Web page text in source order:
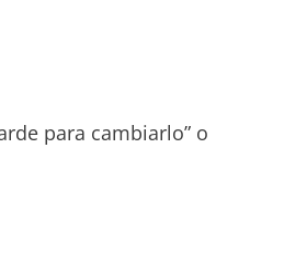
para cambiarlo” o